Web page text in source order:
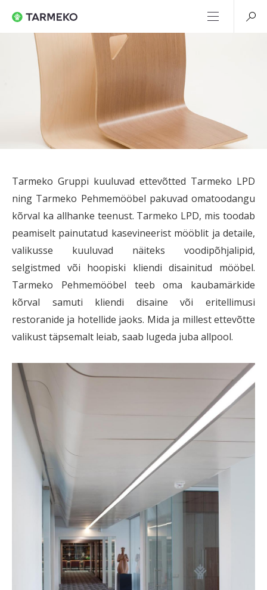
Tarmeko Gruppi kuuluvad ettevõtted Tarmeko LPD
ning Tarmeko Pehmemööbel pakuvad omatoodangu
kõrval ka allhanke teenust. Tarmeko LPD, mis toodab
peamiselt painutatud kasevineerist mööblit ja detaile,
valikusse kuuluvad näiteks voodipõhjalipid,
selgistmed või hoopiski kliendi disainitud mööbel.
Tarmeko Pehmemööbel teeb oma kaubamärkide
kõrval samuti kliendi disaine või eritellimusi
restoranide ja hotellide jaoks. Mida ja millest ettevõtte
valikust täpsemalt leiab, saab lugeda juba allpool.
Saada
päring
E-
mail*
Sinu
Saada
päring
E-
mail*
Sinu